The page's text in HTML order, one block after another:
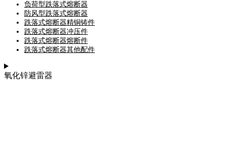
负荷型跌落式熔断器
防风型跌落式熔断器
跌落式熔断器精铜铸件
跌落式熔断器冲压件
跌落式熔断器熔断件
跌落式熔断器其他配件
氧化锌避雷器